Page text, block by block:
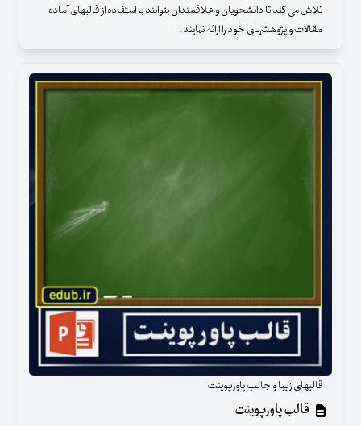
تلاش می کند تا دانشجویان و علاقمندان بتوانند با استفاده از قالبهای آماده
مقالات و پژوهشهای خود را ارائه نمایند .
قالبهای زیبا و جالب پاورپوینت
قالب پاورپوینت